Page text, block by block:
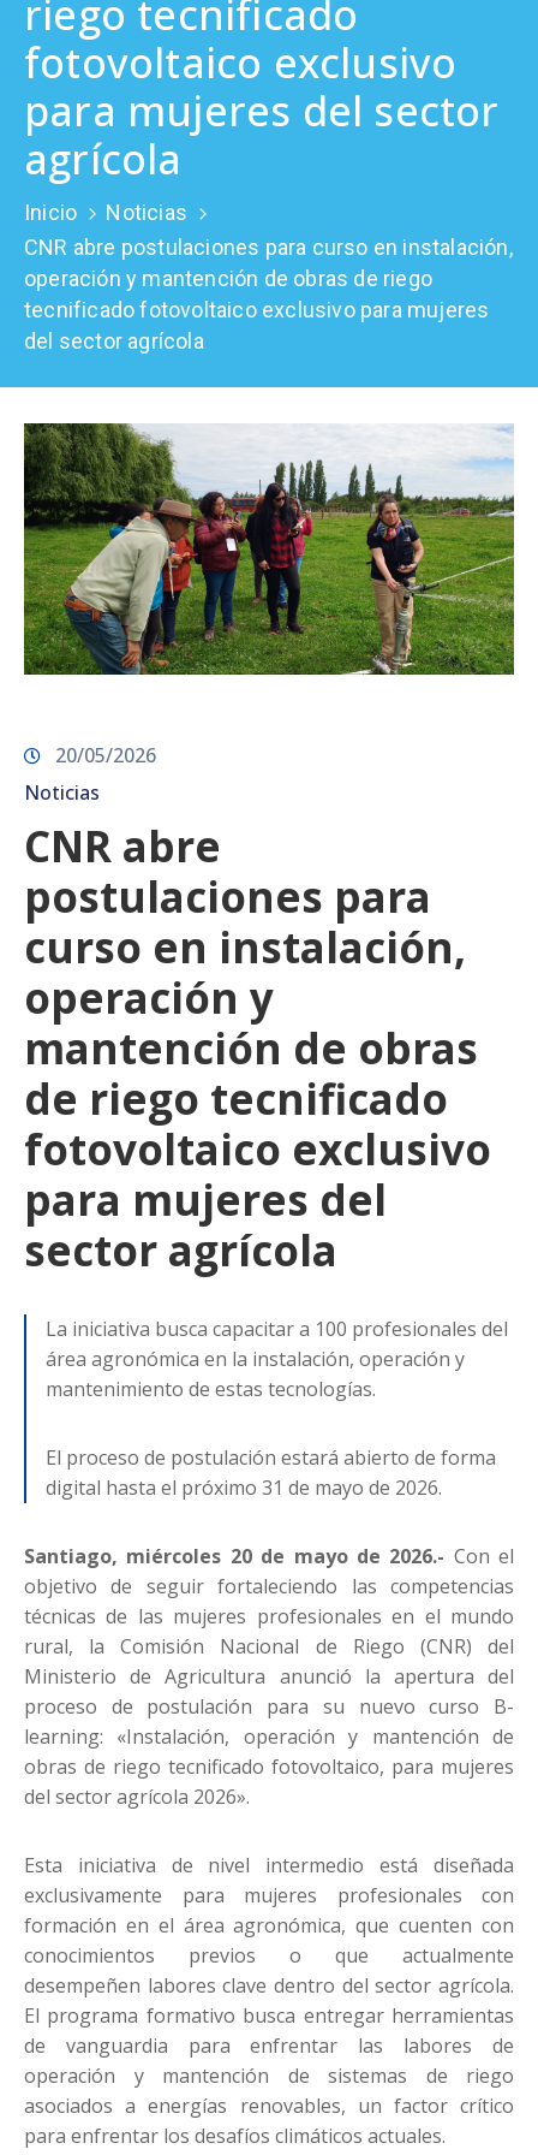
Prensa
riego tecnificado
fotovoltaico exclusivo
para mujeres del sector
agrícola
Inicio
Noticias
CNR abre postulaciones para curso en instalación,
operación y mantención de obras de riego
tecnificado fotovoltaico exclusivo para mujeres
del sector agrícola
20/05/2026
Noticias
CNR abre
postulaciones para
curso en instalación,
operación y
mantención de obras
de riego tecnificado
fotovoltaico exclusivo
para mujeres del
sector agrícola
La iniciativa busca capacitar a 100 profesionales del
área agronómica en la instalación, operación y
mantenimiento de estas tecnologías.
El proceso de postulación estará abierto de forma
digital hasta el próximo 31 de mayo de 2026.
Santiago, miércoles 20 de mayo de 2026.- Con el
objetivo de seguir fortaleciendo las competencias
técnicas de las mujeres profesionales en el mundo
rural, la Comisión Nacional de Riego (CNR) del
Ministerio de Agricultura anunció la apertura del
proceso de postulación para su nuevo curso B-
learning: «Instalación, operación y mantención de
obras de riego tecnificado fotovoltaico, para mujeres
del sector agrícola 2026».
Esta iniciativa de nivel intermedio está diseñada
exclusivamente para mujeres profesionales con
formación en el área agronómica, que cuenten con
conocimientos previos o que actualmente
desempeñen labores clave dentro del sector agrícola.
El programa formativo busca entregar herramientas
de vanguardia para enfrentar las labores de
operación y mantención de sistemas de riego
asociados a energías renovables, un factor crítico
para enfrentar los desafíos climáticos actuales.